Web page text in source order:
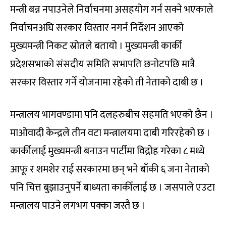
मन्त्री बन्न नपाउनेले निर्वाचनमा असहयोग गर्न सक्ने भएकाले
निर्वाचनअघि सरकार विस्तार नगर्न निर्देशन आएको
मुख्यमन्त्री निकट स्रोतले बतायो । मुख्यमन्त्री कार्की
प्रदेशसभाको संसदीय समिति सभापति छनोटपछि मात्रै
सरकार विस्तार गर्ने योजनामा रहेको ती नेताको दाबी छ ।
मन्त्रालय भागवण्डामा पनि दलहरुबीच सहमति भएको छैन ।
माओवादी केन्द्रले तीन वटा मन्त्रालयमा दाबी गरिरहेको छ ।
कार्कीलाई मुख्यमन्त्री बनाउन पार्टीमा विद्रोह गरेका ८ मध्ये
आफू र शमशेर राई सरकारमा छन् भने बाँकी ६ जना नेताको
पनि चित्त बुझाउनुपर्ने बाध्यता कार्कीलाई छ । जसपाले एउटा
मन्त्रालय पाउने लगभग पक्का जस्तै छ ।